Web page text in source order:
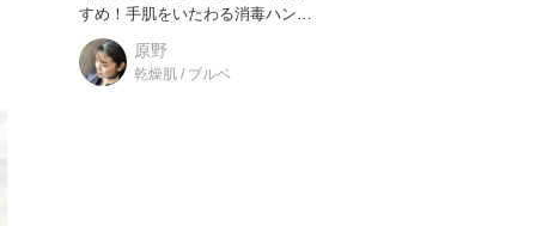
すめ！手肌をいたわる消毒ハンド
原野
乾燥肌 / ブルベ